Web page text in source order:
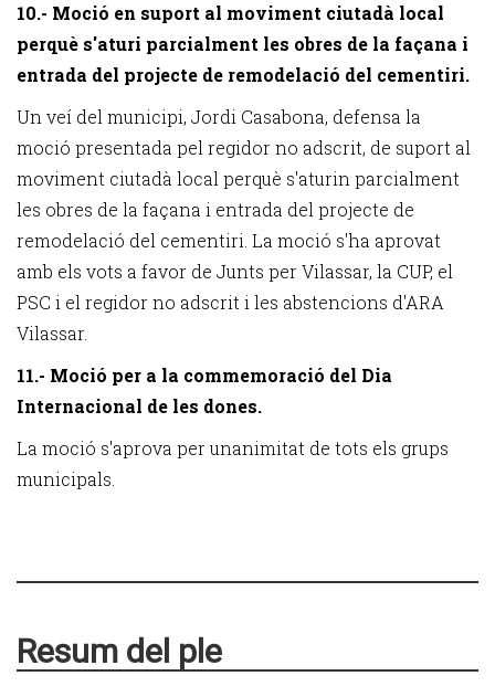
10.- Moció en suport al moviment ciutadà local
perquè s'aturi parcialment les obres de la façana i
entrada del projecte de remodelació del cementiri.
Un veí del municipi, Jordi Casabona, defensa la
moció presentada pel regidor no adscrit, de suport al
moviment ciutadà local perquè s'aturin parcialment
les obres de la façana i entrada del projecte de
remodelació del cementiri. La moció s'ha aprovat
amb els vots a favor de Junts per Vilassar, la CUP, el
PSC i el regidor no adscrit i les abstencions d'ARA
Vilassar.
11.- Moció per a la commemoració del Dia
Internacional de les dones.
La moció s'aprova per unanimitat de tots els grups
municipals.
Resum del ple